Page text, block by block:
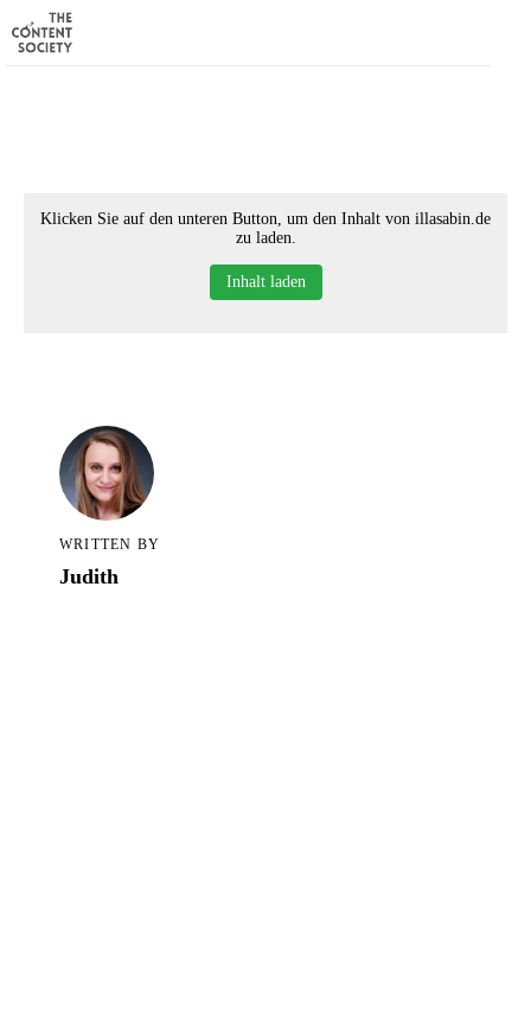
Unsere Favoriten
Alle Blogartikel in TCS
Klicken Sie auf den unteren Button, um den Inhalt von illasabin.de
zu laden.
Inhalt laden
WRITTEN BY
Judith